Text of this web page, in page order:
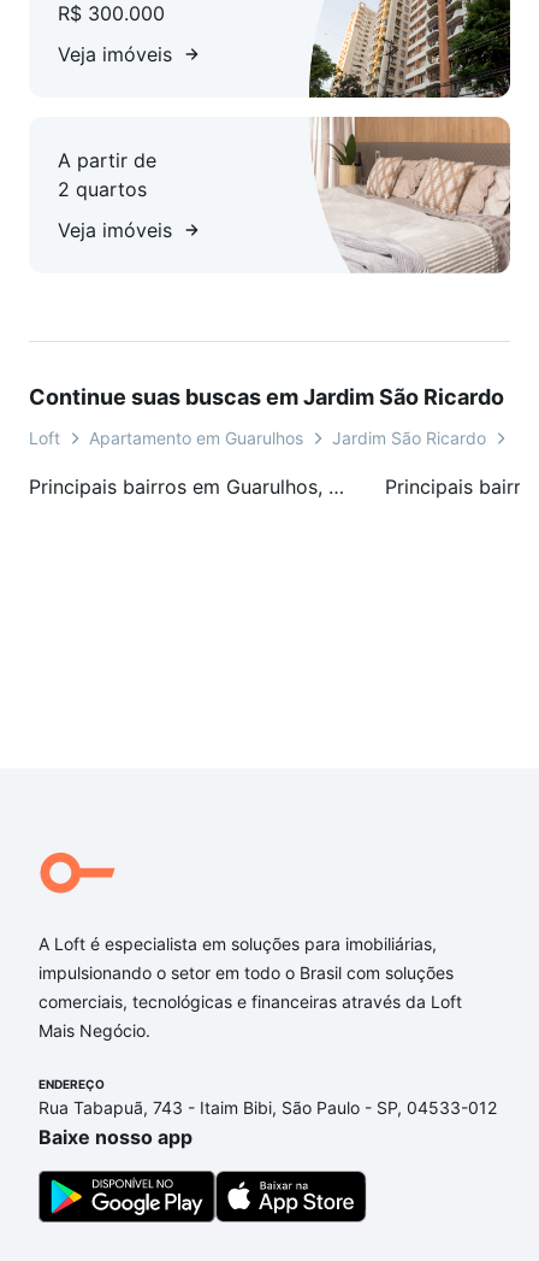
R$ 300.000
Veja imóveis
A partir de
2 quartos
Veja imóveis
Continue suas buscas em Jardim São Ricardo
Loft Apartamento em Guarulhos Jardim São Ricardo
Principais bairros em Guarulhos, SP
A Loft é especialista em soluções para imobiliárias,
impulsionando o setor em todo o Brasil com soluções
comerciais, tecnológicas e financeiras através da Loft
Mais Negócio.
ENDEREÇO
Rua Tabapuã, 743 - Itaim Bibi, São Paulo - SP, 04533-012
Baixe nosso app